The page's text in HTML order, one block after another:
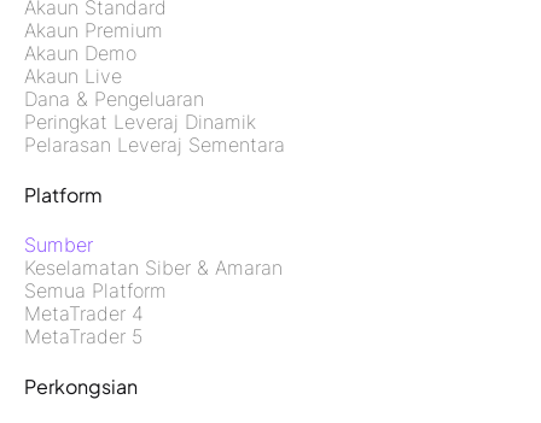
Akaun Standard
Akaun Premium
Akaun Demo
Akaun Live
Dana & Pengeluaran
Peringkat Leveraj Dinamik
Pelarasan Leveraj Sementara
Platform
Sumber
Keselamatan Siber & Amaran
Semua Platform
MetaTrader 4
MetaTrader 5
Perkongsian